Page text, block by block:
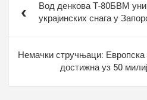
чланкаВод денкова Т-80БВМ
украјинских снага у
Немачки стручњаци: Европска
достижна уз 50